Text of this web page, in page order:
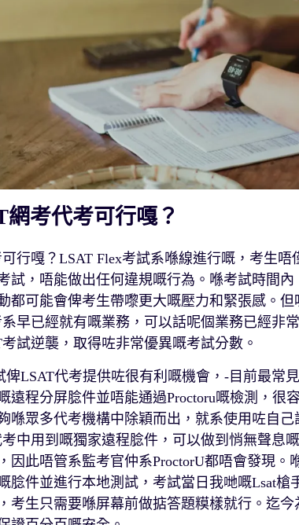
網考代考可行嘎？
行嘎？LSAT Flex考試系喺線進行嘅，考生
試，唔能做出任何違規嘅行為。喺考試時間
都可能會俾考生帶嚟更大嘅壓力和緊張感。
早已經就有嘅業務，可以話呢個業務已經非
試逆襲，取得咗非常優異嘅考試分數。
俾LSAT代考提供咗很有利嘅機會，-目前最常
遠程分屏腍件並唔能通過Proctoru嘅檢測，很
喺眾多代考機構中除穎而出，就系使用咗自
考中用到嘅獨家遠程腍件，可以做到悄無聲息
因此唔管系監考官仲系ProctorU都唔會發現
腍件並進行本地測試，考試當日我哋嘅Lsat
考生只需要喺屏幕前做掂答題糢樣就行。迄